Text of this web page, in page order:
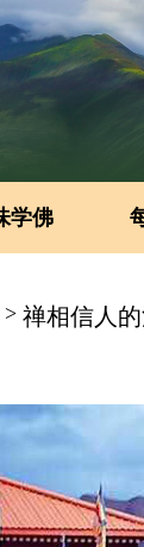
学佛
> 禅相信人